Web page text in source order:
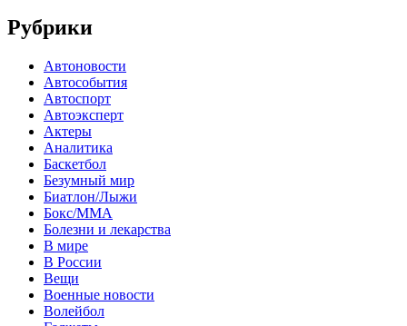
Рубрики
Автоновости
Автособытия
Автоспорт
Автоэксперт
Актеры
Аналитика
Баскетбол
Безумный мир
Биатлон/Лыжи
Бокс/MMA
Болезни и лекарства
В мире
В России
Вещи
Военные новости
Волейбол